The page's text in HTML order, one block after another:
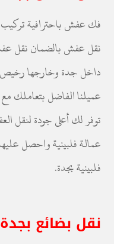
فك عفش باحترافية
نقل عفش بالضمان نقل
داخل جدة وخارجها
عميلنا الفاضل بتعاملك
توفر لك أعلى جودة
عمالة فلبينية واحصل
فلبينية بجدة.
نقل بضائع